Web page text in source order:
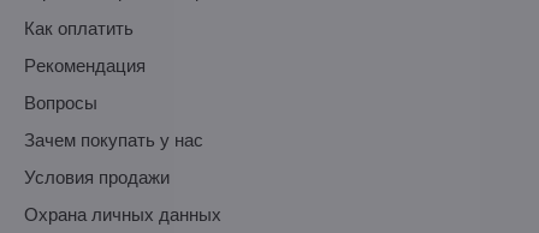
Как оплатить
Pекомендация
Вопросы
Зачем покупать у нас
Условия продажи
Охрана личных данных